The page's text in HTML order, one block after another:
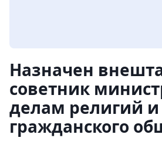
Назначен
советник
делам религий и
гражданского